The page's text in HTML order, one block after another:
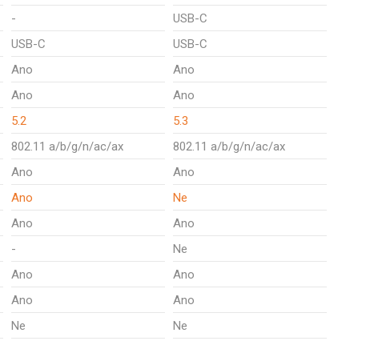
-
USB-C
USB-C
USB-C
Ano
Ano
Ano
Ano
5.2
5.3
802.11 a/b/g/n/ac/ax
802.11 a/b/g/n/ac/ax
Ano
Ano
Ano
Ne
Ano
Ano
-
Ne
Ano
Ano
Ano
Ano
Ne Ne